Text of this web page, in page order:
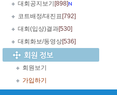
대회공지보기 [898]
코트배정/대진표 [792]
대회(입상)결과[530]
대회화보/동영상[536]
회원보기
가입하기